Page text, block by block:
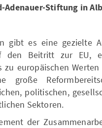
Adenauer-Stiftung in
gibt es eine gezielte
den Beitritt zur EU,
zu europäischen
große
politischen,
Sektoren.
der